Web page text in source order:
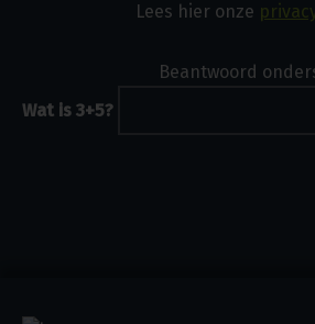
Lees hier onze
Beantwoord
Wat is 3+5?